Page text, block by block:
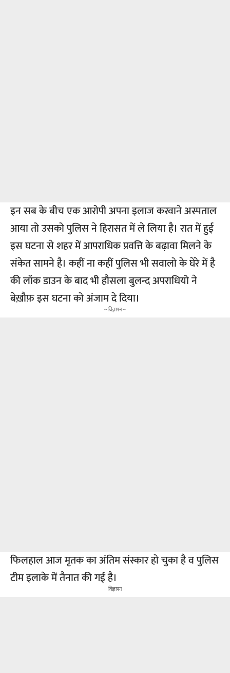
इन सब के बीच एक आरोपी अपना इलाज करवाने अस्पताल
आया तो उसको पुलिस ने हिरासत में ले लिया है। रात में हुई
इस घटना से शहर में आपराधिक प्रवत्ति के बढ़ावा मिलने के
संकेत सामने है। कहीं ना कहीं पुलिस भी सवालो के घेरे में है
की लॉक डाउन के बाद भी हौसला बुलन्द अपराधियो ने
बेख़ौफ़ इस घटना को अंजाम दे दिया।
-- विज्ञापन --
फिलहाल आज मृतक का अंतिम संस्कार हो चुका है व पुलिस
टीम इलाके में तैनात की गई है।
-- विज्ञापन --